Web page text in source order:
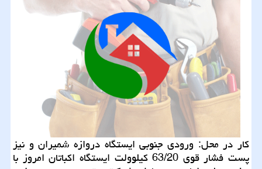
كار در محل: ورودی جنوبی ایستگاه دروازه شمیران و نیز
پست فشار قوی 63/20 كیلوولت ایستگاه اكباتان امروز با